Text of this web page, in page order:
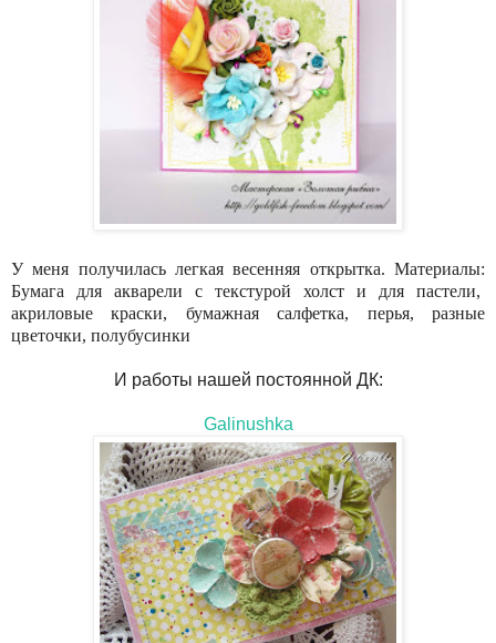
У меня получилась легкая весенняя открытка. Материалы:
Бумага для акварели с текстурой холст и для пастели,
акриловые краски, бумажная салфетка, перья, разные
цветочки, полубусинки
И работы нашей постоянной ДК:
Galinushka